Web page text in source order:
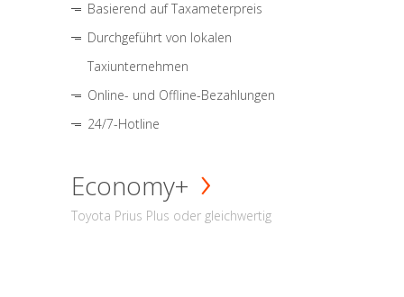
Basierend auf Taxameterpreis
Durchgeführt von lokalen
Taxiunternehmen
Online- und Offline-Bezahlungen
24/7-Hotline
Economy+
Toyota Prius Plus oder gleichwertig